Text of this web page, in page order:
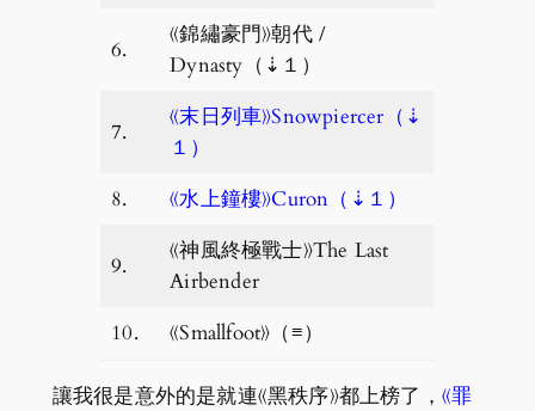
6.
《錦繡豪門》朝代 /
Dynasty（⇣１）
7.
《末日列車》Snowpiercer（⇣
１）
8.
《水上鐘樓》Curon（⇣１）
9.
《神風終極戰士》The Last
Airbender
10.
《Smallfoot》（≡）
讓我很是意外的是就連《黑秩序》都上榜了， 《罪